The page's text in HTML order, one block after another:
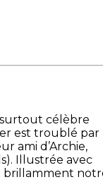
célèbre
est troublé par
ami d’Archie,
Illustrée avec
brillamment